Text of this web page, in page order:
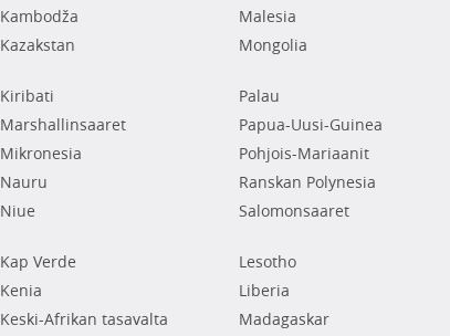
Kambodža
Kazakstan
Malesia
Mongolia
Kiribati
Marshallinsaaret
Mikronesia
Nauru
Niue
Palau
Papua-Uusi-Guinea
Pohjois-Mariaanit
Ranskan Polynesia
Salomonsaaret
Kap Verde
Kenia
Keski-Afrikan tasavalta
Lesotho
Liberia
Madagaskar